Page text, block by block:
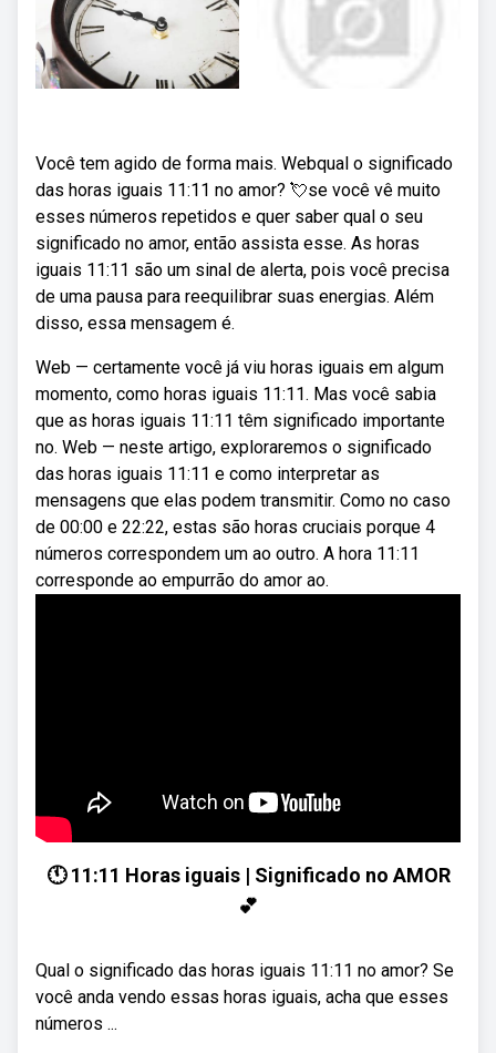
Você tem agido de forma mais. Webqual o significado
das horas iguais 11:11 no amor? 💘se você vê muito
esses números repetidos e quer saber qual o seu
significado no amor, então assista esse. As horas
iguais 11:11 são um sinal de alerta, pois você precisa
de uma pausa para reequilibrar suas energias. Além
disso, essa mensagem é.
Web — certamente você já viu horas iguais em algum
momento, como horas iguais 11:11. Mas você sabia
que as horas iguais 11:11 têm significado importante
no. Web — neste artigo, exploraremos o significado
das horas iguais 11:11 e como interpretar as
mensagens que elas podem transmitir. Como no caso
de 00:00 e 22:22, estas são horas cruciais porque 4
números correspondem um ao outro. A hora 11:11
corresponde ao empurrão do amor ao.
🕚 11:11 Horas iguais | Significado no AMOR
💕
Qual o significado das horas iguais 11:11 no amor? Se
você anda vendo essas horas iguais, acha que esses
números ...